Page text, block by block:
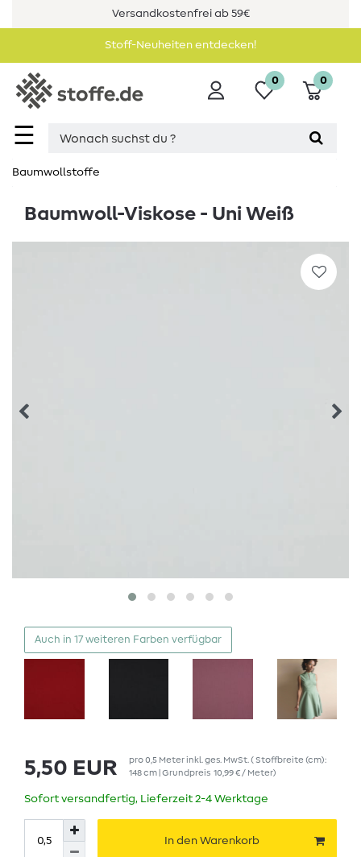
Versandkostenfrei ab 59€
Stoff-Neuheiten entdecken!
☰
0 0
Baumwollstoffe
Baumwoll-Viskose - Uni Weiß
Auch in 17 weiteren Farben verfügbar
5,50 EUR pro0,5 Meterinkl. ges. MwSt. ( Stoffbreite (cm):
148 cm | Grundpreis 10,99 € / Meter)
Sofort versandfertig, Lieferzeit 2-4 Werktage
In den Warenkorb